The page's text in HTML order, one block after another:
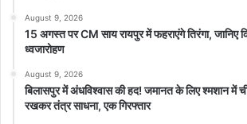
August 9, 2026
15 अगस्त पर CM साय रायपुर में फहराएंगे तिरंगा, जानिए
ध्वजारोहण
August 9, 2026
बिलासपुर में अंधविश्वास की हद! जमानत के लिए श्मशान में
रखकर तंत्र साधना, एक गिरफ्तार